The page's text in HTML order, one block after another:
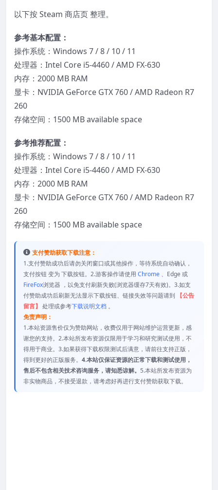
以下按 Steam 商店页 整理。
参考基本配置：
操作系统：Windows 7 / 8 / 10 / 11
处理器：Intel Core i5-4460 / AMD FX-630
内存：2000 MB RAM
显卡：NVIDIA GeForce GTX 760 / AMD Radeon R7
260
存储空间：1500 MB available space
参考推荐配置：
操作系统：Windows 7 / 8 / 10 / 11
处理器：Intel Core i5-4460 / AMD FX-630
内存：2000 MB RAM
显卡：NVIDIA GeForce GTX 760 / AMD Radeon R7
260
存储空间：1500 MB available space
支付赞助获取下载注意：
1.支付赞助成功后请勿关闭窗口或其他操作，等待系统自动确认，
支付按钮 变为 下载按钮。2.游客操作请使用 Chrome 、Edge 或
FireFox浏览器 ，以免支付刷新失败(浏览器缓存7天有效)。3.如支
付赞助成功后刷新无法显示下载按钮、链接失效等问题请到
【公告
留言】 处理或参考下载说明文档 。
免责声明：
1.本站资源售价仅为赞助网站，收费仅用于网站维护运营更新，感
谢您的支持。2.本站所发布资源仅限用于学习和研究测试使用，不
得用于商业。3.如果获得下载权限测试后满意，请前往支持正版，
得到更好的正版服务。 4.本站仅保证资源的正常下载和测试使用，
售后不包含相关技术咨询服务，请知悉谅解。 5.本站所发布资源为
非实物商品，不接受退款，请考虑好再进行支付赞助获取下载。